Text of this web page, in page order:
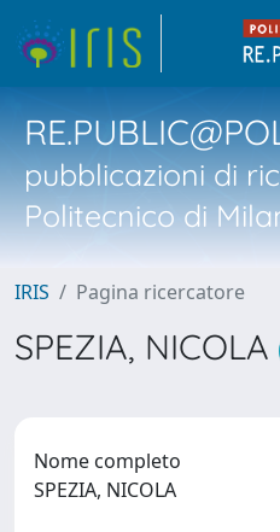
pubblicazioni di
Politecnico di
IRIS Pagina ricercatore
SPEZIA, NICOLA
Nome completo
SPEZIA, NICOLA